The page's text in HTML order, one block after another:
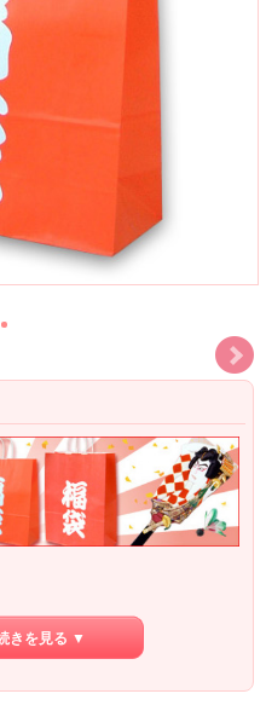
替えはお受けできませんのでご了承
きを見る ▼